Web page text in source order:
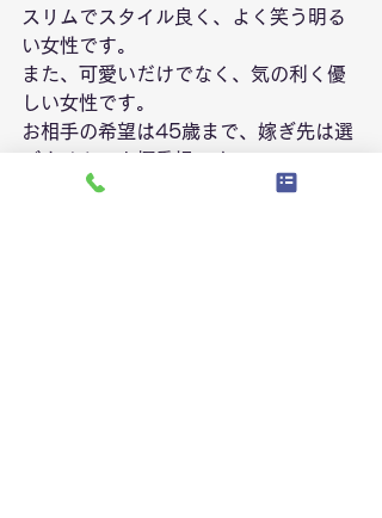
スリムでスタイル良く、よく笑う明る
い女性です。
また、可愛いだけでなく、気の利く優
しい女性です。
お相手の希望は45歳まで、嫁ぎ先は選
気になる方、ご連絡お待ちしていま